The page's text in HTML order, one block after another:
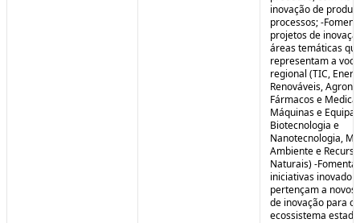
inovação de
processos; -
projetos de
áreas temáticas
representam a
regional (TIC,
Renováveis,
Fármacos e
Máquinas e
Biotecnologia e
Nanotecnologia,
Ambiente e
Naturais) -Fomentar
iniciativas
pertençam a novos
de inovação para o
ecossistema